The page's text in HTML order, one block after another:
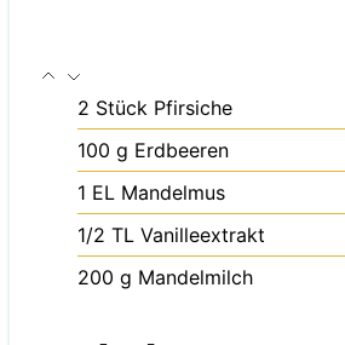
2 Stück Pfirsiche
100 g Erdbeeren
1 EL Mandelmus
1/2 TL Vanilleextrakt
200 g Mandelmilch